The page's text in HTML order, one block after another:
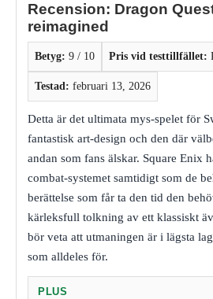
Recension: Dragon
reimagined
Betyg: 9 / 10 Pris vid testtillfället:
Testad: februari 13, 2026
Detta är det ultimata mys-spelet för
fantastisk art-design och den där
andan som fans älskar. Square Enix
combat-systemet samtidigt som de
berättelse som får ta den tid den
kärleksfull tolkning av ett klassiskt
bör veta att utmaningen är i lägsta
som alldeles för.
PLUS